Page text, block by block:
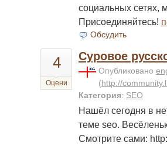
социальных сетях,
Присоединяйтесь!
Обсудить
4
Оцени
Суровое
Опубликовано
(http://
Категория: SEO
Нашёл сегодня в
теме seo.
Смотрите сами: